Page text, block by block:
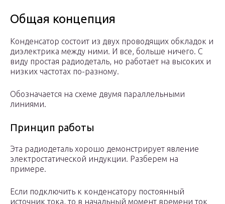
Общая концепция
Конденсатор состоит из двух проводящих обкладок и
диэлектрика между ними. И все, больше ничего. С
виду простая радиодеталь, но работает на высоких и
низких частотах по-разному.
Обозначается на схеме двумя параллельными
линиями.
Принцип работы
Эта радиодеталь хорошо демонстрирует явление
электростатической индукции. Разберем на
примере.
Если подключить к конденсатору постоянный
источник тока, то в начальный момент времени ток